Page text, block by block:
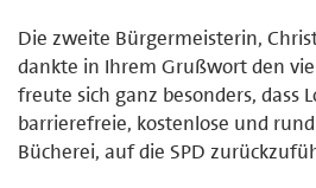
Die zweite Bürgermeisterin,
dankte in Ihrem Grußwort den
freute sich ganz besonders, dass
barrierefreie, kostenlose und
Bücherei, auf die SPD